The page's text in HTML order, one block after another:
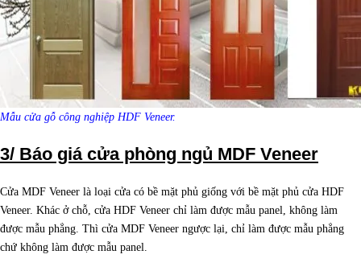
Mẫu cửa gỗ công nghiệp HDF Veneer.
3/ Báo giá cửa phòng ngủ MDF Veneer
Cửa MDF Veneer là loại cửa có bề mặt phủ giống với bề mặt phủ cửa HDF
Veneer. Khác ở chỗ, cửa HDF Veneer chỉ làm được mẫu panel, không làm
được mẫu phẳng. Thì cửa MDF Veneer ngược lại, chỉ làm được mẫu phẳng
chứ không làm được mẫu panel.